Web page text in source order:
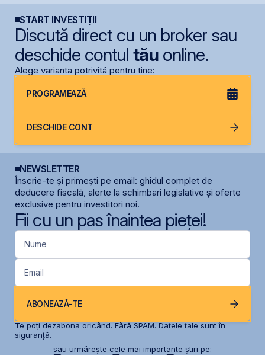
START INVESTIȚII
Discută direct cu un broker sau
deschide contul tăuonline.
Alege varianta potrivită pentru tine:
PROGRAMEAZĂ
DESCHIDE CONT
NEWSLETTER
Înscrie-te și primești pe email: ghidul complet de
deducere fiscală, alerte la schimbari legislative și oferte
exclusive pentru investitori noi.
Fii cu un pas înaintea pieței!
Nume
Email
ABONEAZĂ-TE
Te poți dezabona oricând. Fără SPAM. Datele tale sunt în
siguranță.
sau urmărește cele mai importante știri pe: